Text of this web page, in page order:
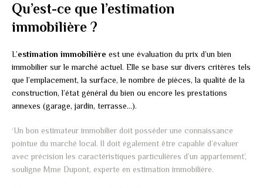
Qu’est-ce que l’estimation
immobilière ?
L’estimation immobilière est une évaluation du prix d’un bien
immobilier sur le marché actuel. Elle se base sur divers critères tels
que l’emplacement, la surface, le nombre de pièces, la qualité de la
construction, l’état général du bien ou encore les prestations
annexes (garage, jardin, terrasse…).
‘Un bon estimateur immobilier doit posséder une connaissance
pointue du marché local. Il doit également être capable d’évaluer
avec précision les caractéristiques particulières d’un appartement’,
souligne Mme Dupont, experte en estimation immobilière.